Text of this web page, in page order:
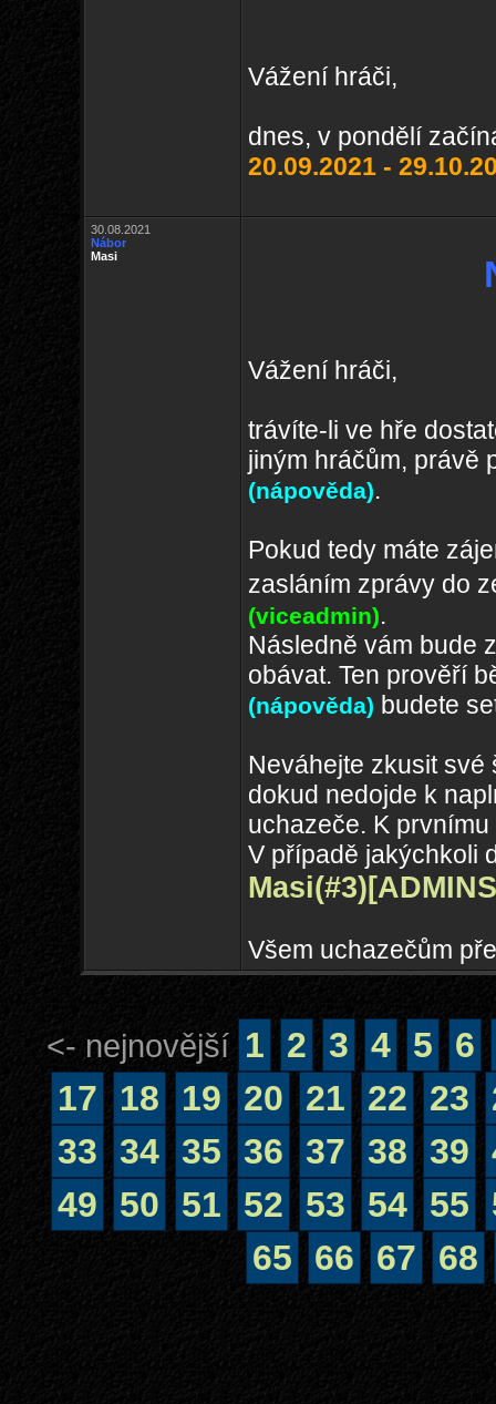
Vážení hráči,
dnes, v pondělí
20.09.2021 -
30.08.2021
Nábor
Masi
Vážení hráči,
trávíte-li ve hře
jiným hráčům, právě
(nápověda).
Pokud tedy máte
zasláním zprávy do
(viceadmin).
Následně vám bude
obávat. Ten prověří
(nápověda) budete
Neváhejte zkusit
dokud nedojde k
uchazeče. K
V případě jakýchkoli
Masi(#3)
Všem uchazečům
<- nejnovější 1 2 3 4 5
6
17
18 19 20 21 22 23
33 34 35 36 37 38 39
49
50 51 52 53 54 55
65
66 67 68